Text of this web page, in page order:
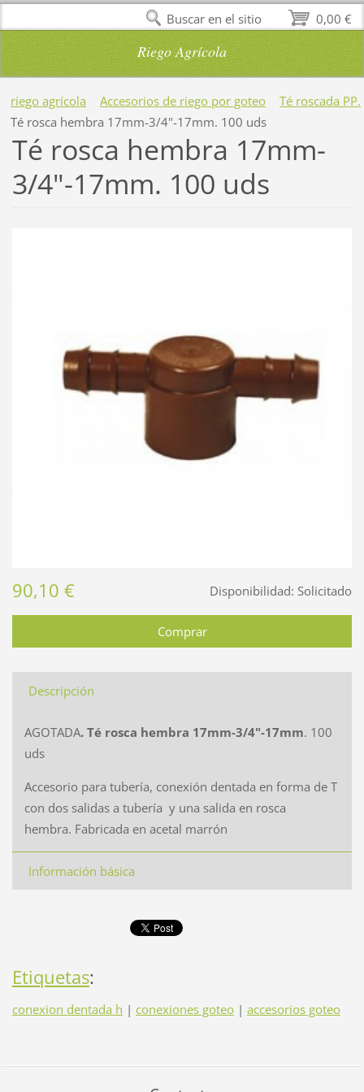
Riego Agrícola
riego agrícola Accesorios de riego por goteo
Té roscada PP.
Té rosca hembra 17mm-3/4"-17mm. 100 uds
Té rosca hembra 17mm-
3/4"-17mm. 100 uds
Disponibilidad: Solicitado
90,10 €
Descripción
AGOTADA. Té rosca hembra 17mm-3/4"-17mm. 100
uds
Accesorio para tubería, conexión dentada en forma de T
con dos salidas a tubería y una salida en rosca
hembra. Fabricada en acetal marrón
Información básica
Etiquetas:
conexion dentada h | conexiones goteo | accesorios goteo
0,00 €
Buscar en el sitio